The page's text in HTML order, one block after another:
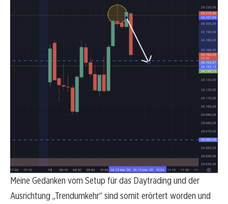
Meine Gedanken vom Setup für das Daytrading und der
Ausrichtung „Trendumkehr“ sind somit erörtert worden und